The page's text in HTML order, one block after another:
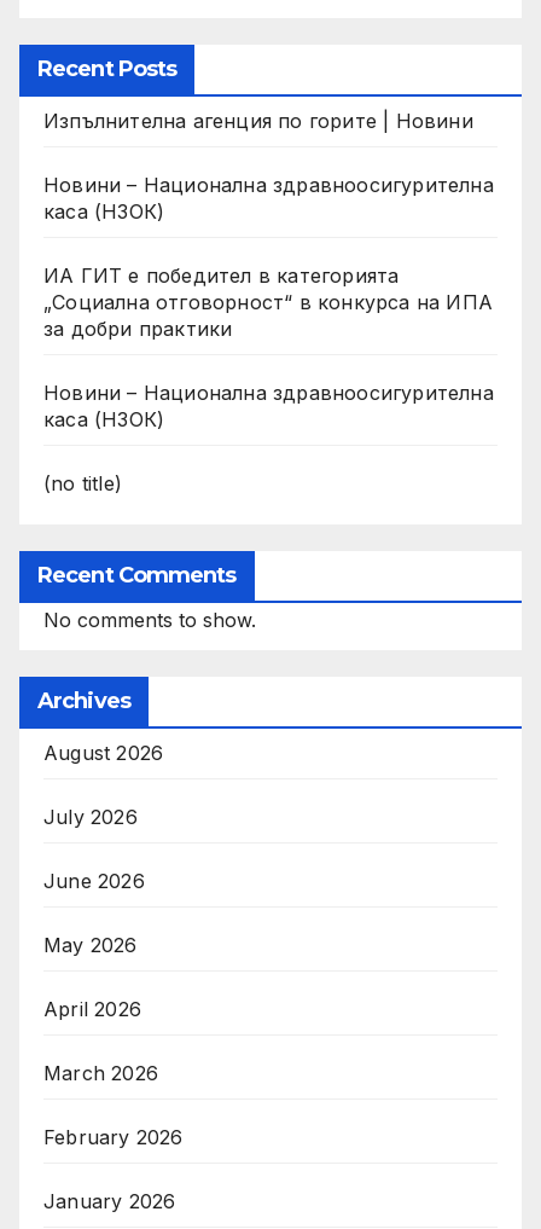
Recent Posts
Изпълнителна агенция по горите | Новини
Новини – Национална здравноосигурителна
каса (НЗОК)
ИА ГИТ е победител в категорията
„Социална отговорност“ в конкурса на ИПА
за добри практики
Новини – Национална здравноосигурителна
каса (НЗОК)
(no title)
Recent Comments
No comments to show.
Archives
August 2026
July 2026
June 2026
May 2026
April 2026
March 2026
February 2026
January 2026